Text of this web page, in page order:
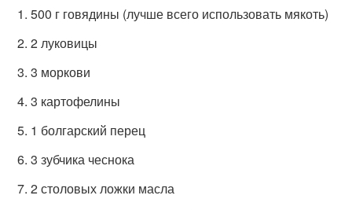
500 г говядины (лучше всего использовать мякоть)
2 луковицы
3 моркови
3 картофелины
1 болгарский перец
3 зубчика чеснока
2 столовых ложки масла